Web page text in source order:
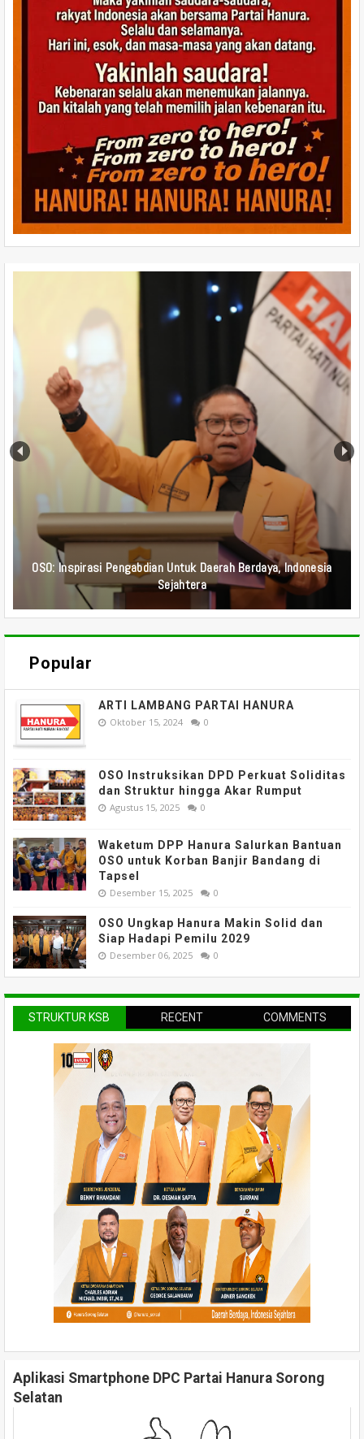
Integritas Dan Keberpihakan Kepada Rakyat Jadi Jati Diri
Kader Hanura
Popular
ARTI LAMBANG PARTAI HANURA
Oktober 15, 2024 0
OSO Instruksikan DPD Perkuat Soliditas
dan Struktur hingga Akar Rumput
Agustus 15, 2025 0
Waketum DPP Hanura Salurkan Bantuan
OSO untuk Korban Banjir Bandang di
Tapsel
Desember 15, 2025 0
OSO Ungkap Hanura Makin Solid dan
Siap Hadapi Pemilu 2029
Desember 06, 2025 0
STRUKTUR KSB RECENT COMMENTS
Aplikasi Smartphone DPC Partai Hanura Sorong
Selatan